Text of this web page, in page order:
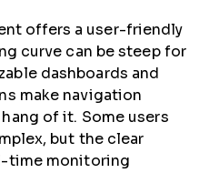
offers a user-friendly
curve can be steep for
dashboards and
make navigation
of it. Some users
but the clear
time monitoring